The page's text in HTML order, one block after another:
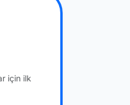
için ilk